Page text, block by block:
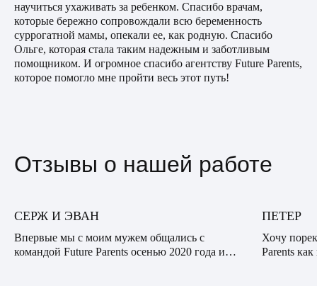
научиться ухаживать за ребенком. Спасибо врачам,
которые бережно сопровождали всю беременность
суррогатной мамы, опекали ее, как родную. Спасибо
Ольге, которая стала таким надежным и заботливым
помощником. И огромное спасибо агентству Future Parents,
которое помогло мне пройти весь этот путь!
Отзывы о нашей работе
СЕРЖ И ЭВАН
Впервые мы с моим мужем общались с
командой Future Parents осенью 2020 года и
ПЕТЕР
Хочу
Parents